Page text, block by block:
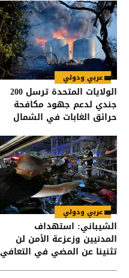
عربي ودولي
الولايات المتحدة ترسل 200
جندي لدعم جهود مكافحة
حرائق الغابات في الشمال
عربي ودولي
الشيباني: استهداف
المدنيين وزعزعة الأمن لن
تثنينا عن المضي في التعافي